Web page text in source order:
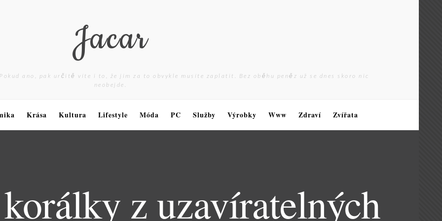
Jacar
ano, pak určitě víte i to, že jim za to obvykle musíte zaplatit. Bez oběhu peněz už se dnes skoro nic
neobejde.
Krása Kultura Lifestyle Móda PC Služby Výrobky Www Zdraví Zvířata
z uzavíratelných